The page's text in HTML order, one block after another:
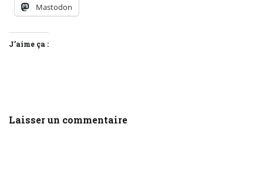
Mastodon
J’aime ça :
Laisser un commentaire